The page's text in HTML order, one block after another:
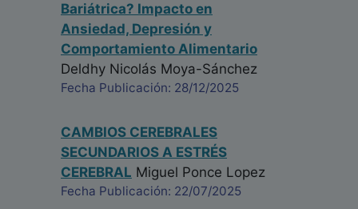
Bariátrica? Impacto en
Ansiedad, Depresión y
Comportamiento Alimentario
Deldhy Nicolás Moya-Sánchez
Fecha Publicación: 28/12/2025
CAMBIOS CEREBRALES
SECUNDARIOS A ESTRÉS
CEREBRAL Miguel Ponce Lopez
Fecha Publicación: 22/07/2025